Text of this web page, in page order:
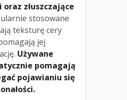
oraz złuszczające
stosowane
teksturę cery
jej
Używane
pomagają
pojawianiu się